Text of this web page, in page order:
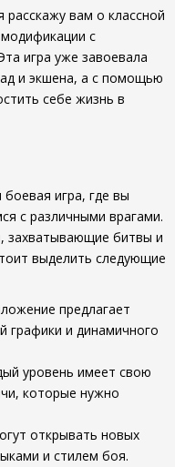
расскажу вам о классной
с
игра уже завоевала
и экшена, а с помощью
себе жизнь в
игра, где вы
с различными врагами.
захватывающие битвы и
выделить следующие
предлагает
графики и динамичного
уровень имеет свою
которые нужно
открывать новых
и стилем боя.